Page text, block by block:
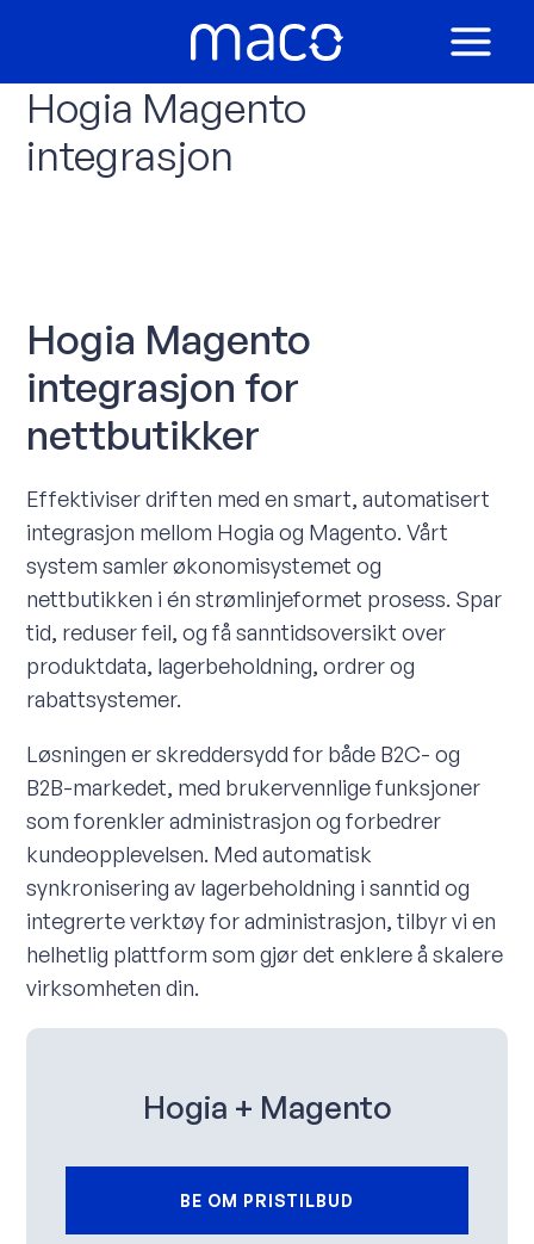
til
innholdet
MAIN
Hogia Magento
integrasjon
Hogia Magento
integrasjon for
nettbutikker
Effektiviser driften med en smart, automatisert
integrasjon mellom Hogia og Magento. Vårt
system samler økonomisystemet og
nettbutikken i én strømlinjeformet prosess. Spar
tid, reduser feil, og få sanntidsoversikt over
produktdata, lagerbeholdning, ordrer og
rabattsystemer.
Løsningen er skreddersydd for både B2C- og
B2B-markedet, med brukervennlige funksjoner
som forenkler administrasjon og forbedrer
kundeopplevelsen. Med automatisk
synkronisering av lagerbeholdning i sanntid og
integrerte verktøy for administrasjon, tilbyr vi en
helhetlig plattform som gjør det enklere å skalere
virksomheten din.
Hogia + Magento
BE OM PRISTILBUD